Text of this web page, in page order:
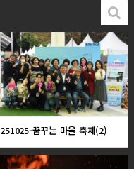
251025-꿈꾸는 마을 축제(2)